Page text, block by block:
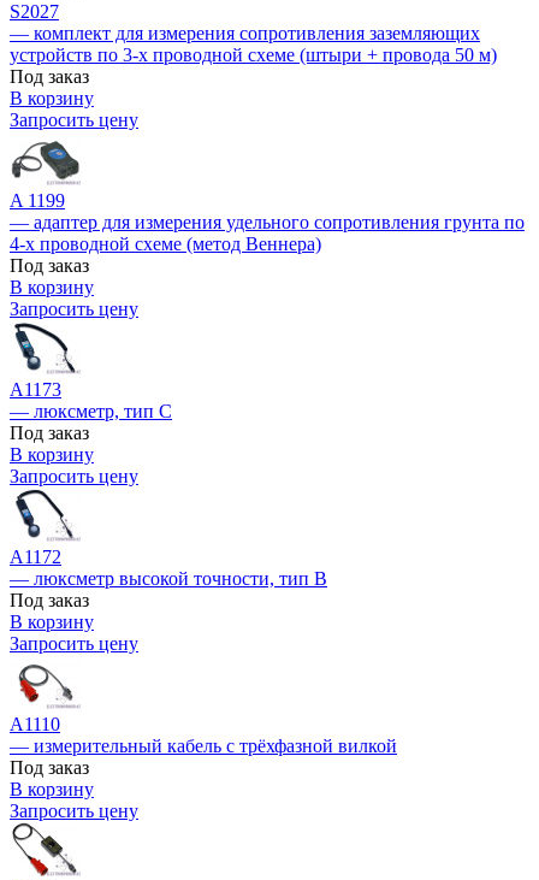
S2027
— комплект для измерения сопротивления заземляющих
устройств по 3-х проводной схеме (штыри + провода 50 м)
Под заказ
В корзину
Запросить цену
A 1199
— адаптер для измерения удельного сопротивления грунта по
4-х проводной схеме (метод Веннера)
Под заказ
В корзину
Запросить цену
А1173
— люксметр, тип С
Под заказ
В корзину
Запросить цену
А1172
— люксметр высокой точности, тип В
Под заказ
В корзину
Запросить цену
A1110
— измерительный кабель с трёхфазной вилкой
Под заказ
В корзину
Запросить цену